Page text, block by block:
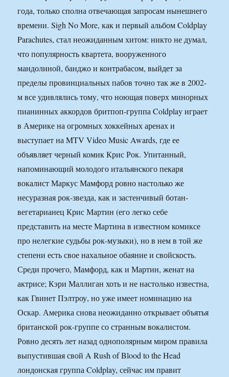
года, только сполна отвечающая запросам нынешнего
времени. Sigh No More, как и первый альбом Coldplay
Parachutes, стал неожиданным хитом: никто не думал,
что популярность квартета, вооруженного
мандолиной, банджо и контрабасом, выйдет за
пределы провинциальных пабов точно так же в 2002-
м все удивлялись тому, что ноющая поверх минорных
пианинных аккордов бритпоп-группа Coldplay играет
в Америке на огромных хоккейных аренах и
выступает на MTV Video Music Awards, где ее
объявляет черный комик Крис Рок. Упитанный,
напоминающий молодого итальянского пекаря
вокалист Маркус Мамфорд ровно настолько же
несуразная рок-звезда, как и застенчивый ботан-
вегетарианец Крис Мартин (его легко себе
представить на месте Мартина в известном комиксе
про нелегкие судьбы рок-музыки), но в нем в той же
степени есть свое нахальное обаяние и свойскость.
Среди прочего, Мамфорд, как и Мартин, женат на
актрисе; Кэри Маллиган хоть и не настолько известна,
как Гвинет Пэлтроу, но уже имеет номинацию на
Оскар. Америка снова неожиданно открывает объятья
британской рок-группе со странным вокалистом.
Ровно десять лет назад однополярным миром правила
выпустившая свой A Rush of Blood to the Head
лондонская группа Coldplay, сейчас им правит